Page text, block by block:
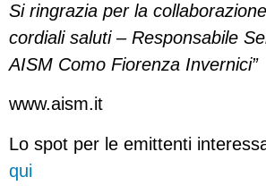
Si ringrazia per la
cordiali saluti – Responsabile
AISM Como Fiorenza Invernici”
www.aism.it
Lo spot per le emittenti
qui